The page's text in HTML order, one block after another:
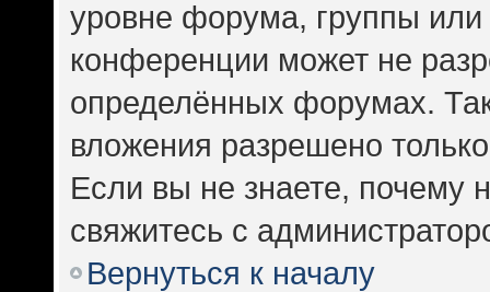
уровне форума, группы или
конференции может не
определённых форумах.
вложения разрешено
Если вы не знаете, почему
свяжитесь с
Вернуться к началу